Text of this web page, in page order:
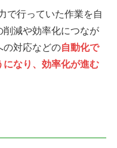
で行っていた作業を自
減や効率化につなが
の対応などの自動化で
なり、効率化が進む